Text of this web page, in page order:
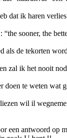
dat ik haren
sooner, the
als de tekorten
zal ik het nooit
doen te weten wat
wil il
een antwoord op